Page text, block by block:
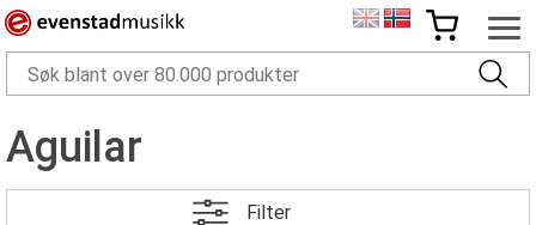
Aguilar
Filter